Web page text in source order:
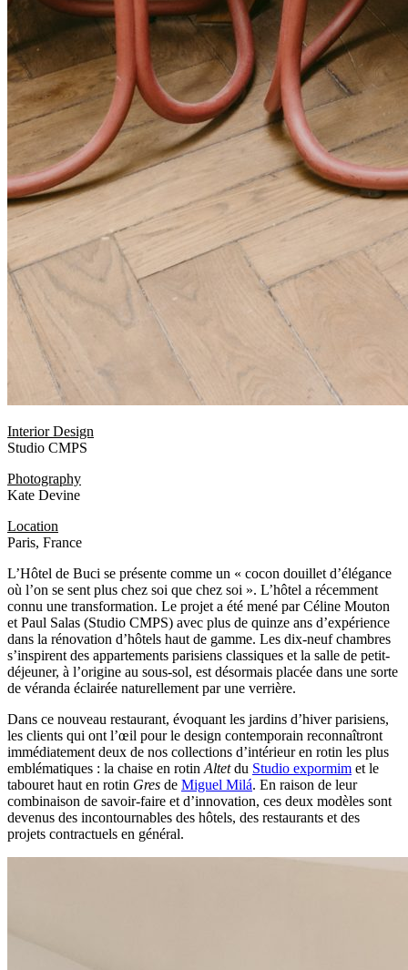
Interior Design
Studio CMPS
Photography
Kate Devine
Location
Paris, France
L’Hôtel de Buci se présente comme un « cocon douillet d’élégance
où l’on se sent plus chez soi que chez soi ». L’hôtel a récemment
connu une transformation. Le projet a été mené par Céline Mouton
et Paul Salas (Studio CMPS) avec plus de quinze ans d’expérience
dans la rénovation d’hôtels haut de gamme. Les dix-neuf chambres
s’inspirent des appartements parisiens classiques et la salle de petit-
déjeuner, à l’origine au sous-sol, est désormais placée dans une sorte
de véranda éclairée naturellement par une verrière.
Dans ce nouveau restaurant, évoquant les jardins d’hiver parisiens,
les clients qui ont l’œil pour le design contemporain reconnaîtront
immédiatement deux de nos collections d’intérieur en rotin les plus
emblématiques : la chaise en rotin Altetdu Studio expormim et le
tabouret haut en rotin Gres de Miguel Milá. En raison de leur
combinaison de savoir-faire et d’innovation, ces deux modèles sont
devenus des incontournables des hôtels, des restaurants et des
projets contractuels en général.